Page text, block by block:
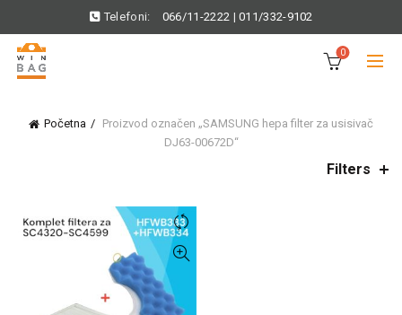
Telefoni: 066/11-2222 |011/332-9102
0
Početna
Proizvod označen „SAMSUNG hepa filter za usisivač
DJ63-00672D“
Filters